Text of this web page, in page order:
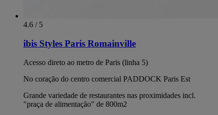
4.6 / 5
ibis Styles Paris Romainville
Acesso direto ao metro de Paris (linha 5)
No coração do centro comercial PADDOCK Paris Est
Grande variedade de restaurantes nas proximidades incl.
"praça de alimentação" de 800m2